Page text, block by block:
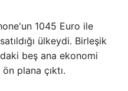
1045 Euro ile
ülkeydi. Birleşik
beş ana ekonomi
plana çıktı.